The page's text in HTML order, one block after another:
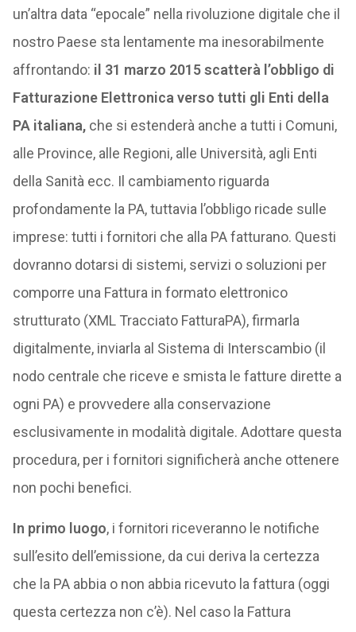
un’altra data “epocale” nella rivoluzione digitale che il
nostro Paese sta lentamente ma inesorabilmente
affrontando: il 31 marzo 2015 scatterà l’obbligo di
Fatturazione Elettronica verso tutti gli Enti della
PA italiana, che si estenderà anche a tutti i Comuni,
alle Province, alle Regioni, alle Università, agli Enti
della Sanità ecc. Il cambiamento riguarda
profondamente la PA, tuttavia l’obbligo ricade sulle
imprese: tutti i fornitori che alla PA fatturano. Questi
dovranno dotarsi di sistemi, servizi o soluzioni per
comporre una Fattura in formato elettronico
strutturato (XML Tracciato FatturaPA), firmarla
digitalmente, inviarla al Sistema di Interscambio (il
nodo centrale che riceve e smista le fatture dirette a
ogni PA) e provvedere alla conservazione
esclusivamente in modalità digitale. Adottare questa
procedura, per i fornitori significherà anche ottenere
non pochi benefici.
In primo luogo, i fornitori riceveranno le notifiche
sull’esito dell’emissione, da cui deriva la certezza
che la PA abbia o non abbia ricevuto la fattura (oggi
questa certezza non c’è). Nel caso la Fattura